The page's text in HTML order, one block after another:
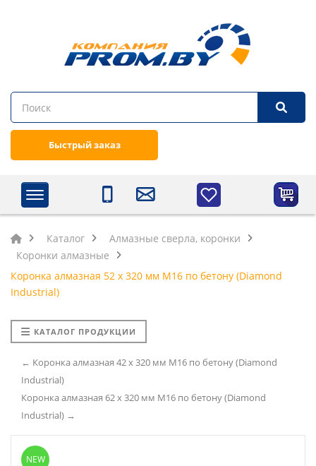
Быстрый заказ
Каталог
Алмазные сверла, коронки
Коронки алмазные
Коронка алмазная 52 х 320 мм М16 по бетону (Diamond
Industrial)
КАТАЛОГ ПРОДУКЦИИ
← Коронка алмазная 42 х 320 мм М16 по бетону (Diamond
Industrial)
Коронка алмазная 62 х 320 мм М16 по бетону (Diamond
Industrial) →
NEW